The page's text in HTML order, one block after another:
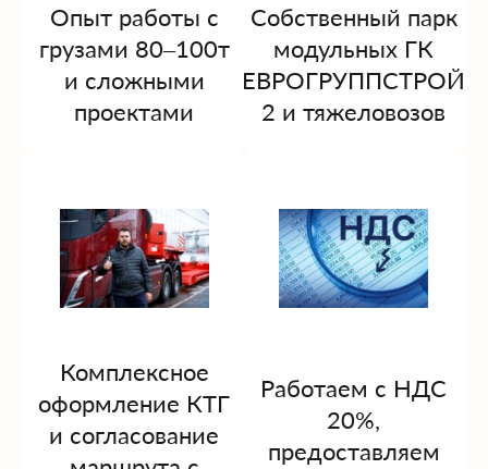
Опыт работы с
грузами 80–100т
и сложными
проектами
Собственный парк
модульных ГК
ЕВРОГРУППСТРОЙ
2 и тяжеловозов
Комплексное
оформление КТГ
и согласование
Работаем с НДС
20%,
предоставляем